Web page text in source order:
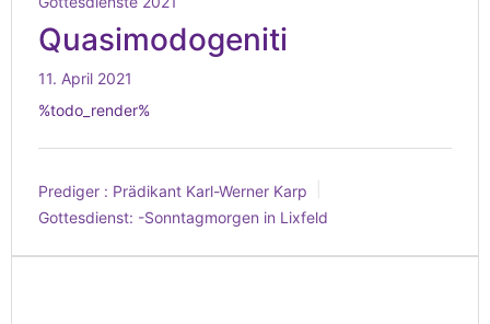
Quasimodogeniti
11. April 2021
%todo_render%
Prediger : Prädikant Karl-Werner Karp
Gottesdienst: -Sonntagmorgen in Lixfeld